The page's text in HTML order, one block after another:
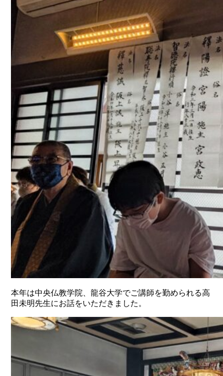
本年は中央仏教学院、龍谷大学でご講師を勤められる高
田未明先生にお話をいただきました。